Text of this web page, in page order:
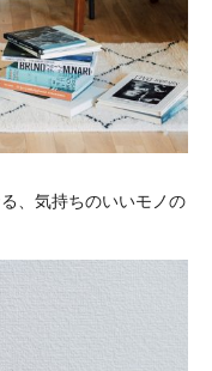
、気持ちのいいモノの